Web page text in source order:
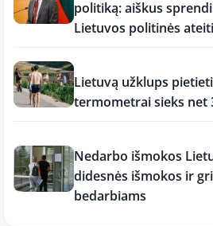
politiką: aiškus
Lietuvos politinės
Lietuvą užklups
termometrai sieks net
Nedarbo išmokos
didesnės išmokos ir
bedarbiams